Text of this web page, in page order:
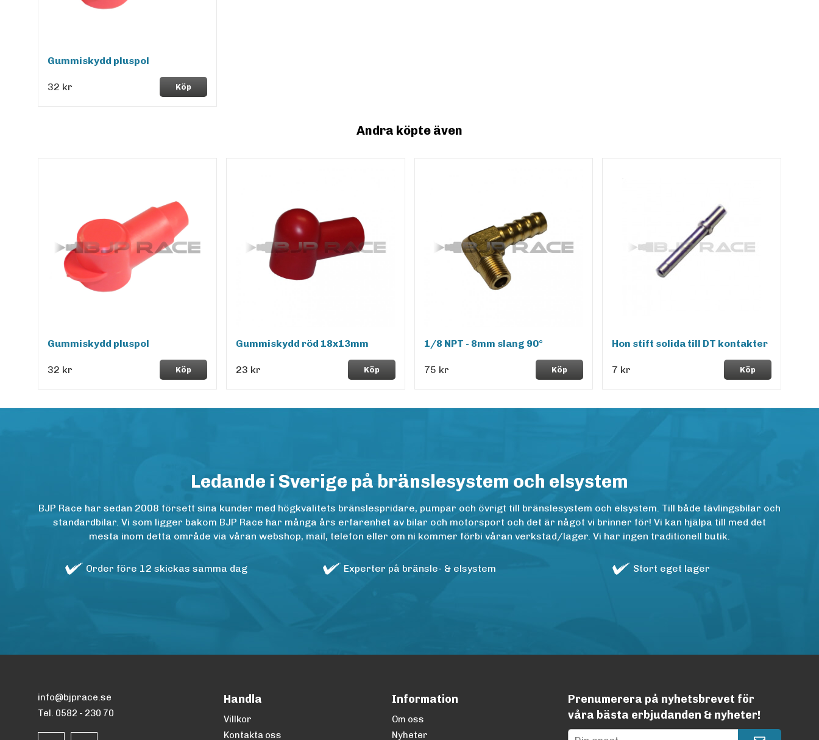
Gummiskydd pluspol
32 kr Köp
Andra köpte även
Gummiskydd pluspol
32 kr Köp
Gummiskydd röd 18x13mm
23 kr Köp
1/8 NPT - 8mm slang 90°
75 kr Köp
Hon stift solida till DT kontakter
7 kr Köp
Ledande i Sverige på bränslesystem och elsystem
BJP Race har sedan 2008 försett sina kunder med högkvalitets bränslespridare, pumpar och övrigt till bränslesystem och elsystem. Till både tävlingsbilar och
standardbilar. Vi som ligger bakom BJP Race har många års erfarenhet av bilar och motorsport och det är något vi brinner för! Vi kan hjälpa till med det
mesta inom detta område via våran webshop, mail, telefon eller om ni kommer förbi våran verkstad/lager. Vi har ingen traditionell butik.
Order före 12 skickas samma dag Experter på bränsle- & elsystem Stort eget lager
info@bjprace.se
Tel. 0582 - 230 70
Handla
Villkor
Kontakta oss
Information
Om oss
Nyheter
Prenumerera på nyhetsbrevet för
våra bästa erbjudanden & nyheter!